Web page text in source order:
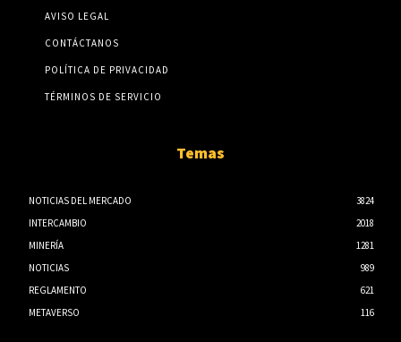
AVISO LEGAL
CONTÁCTANOS
POLÍTICA DE PRIVACIDAD
TÉRMINOS DE SERVICIO
Temas
NOTICIAS DEL MERCADO
3824
INTERCAMBIO
2018
MINERÍA
1281
NOTICIAS
989
REGLAMENTO
621
METAVERSO
116